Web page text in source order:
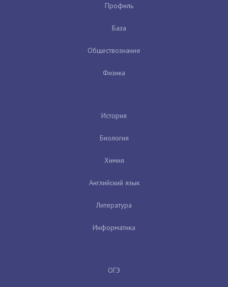
Профиль
База
Обществознание
Физика
История
Биология
Химия
Английский язык
Литература
Информатика
ОГЭ